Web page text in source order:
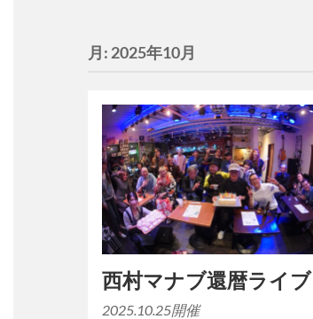
月: 2025年10月
西村マナブ還暦ライブ
2025.10.25開催